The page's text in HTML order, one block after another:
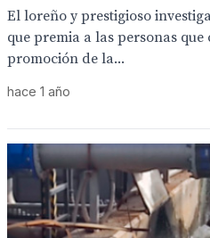
El loreño y prestigioso
que premia a las personas
promoción de la...
hace 1 año